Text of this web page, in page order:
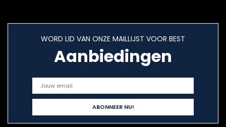
WORD LID VAN ONZE MAILLIJST VOOR BEST
Aanbiedingen